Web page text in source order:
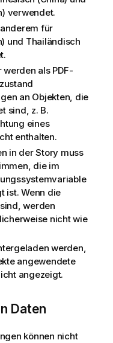
verwendet.
für
und Thailändisch
werden als PDF-
an Objekten, die
sind, z. B.
eines
enthalten.
in der Story muss
die im
variable
ist. Wenn die
werden
nicht wie
werden,
angewendete
angezeigt.
Daten
können nicht